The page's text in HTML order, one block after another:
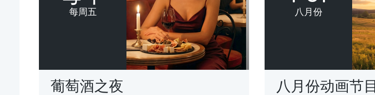
每周五
葡萄酒之夜
八月份
八月份动画节目